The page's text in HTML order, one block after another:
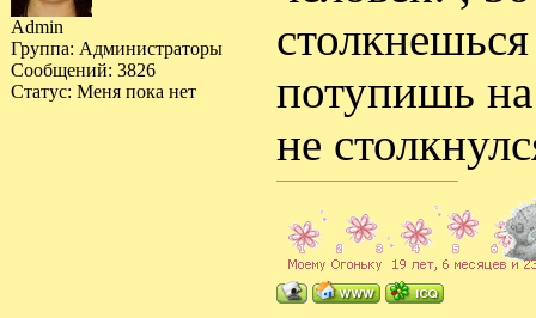
Admin
Группа: Администраторы
Сообщений: 3826
Статус: Меня пока нет
потупишь
не